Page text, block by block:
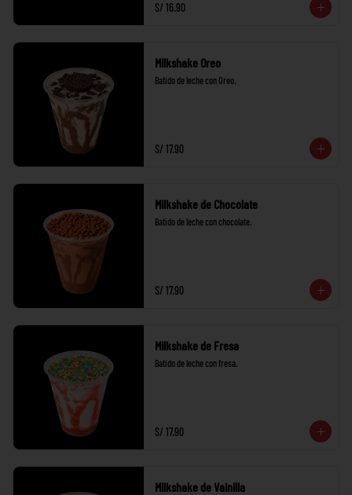
S/ 16.90
Milkshake Oreo
Batido de leche con Oreo.
S/ 17.90
Milkshake de Chocolate
Batido de leche con chocolate.
S/ 17.90
Milkshake de Fresa
Batido de leche con fresa.
S/ 17.90
Milkshake de Vainilla